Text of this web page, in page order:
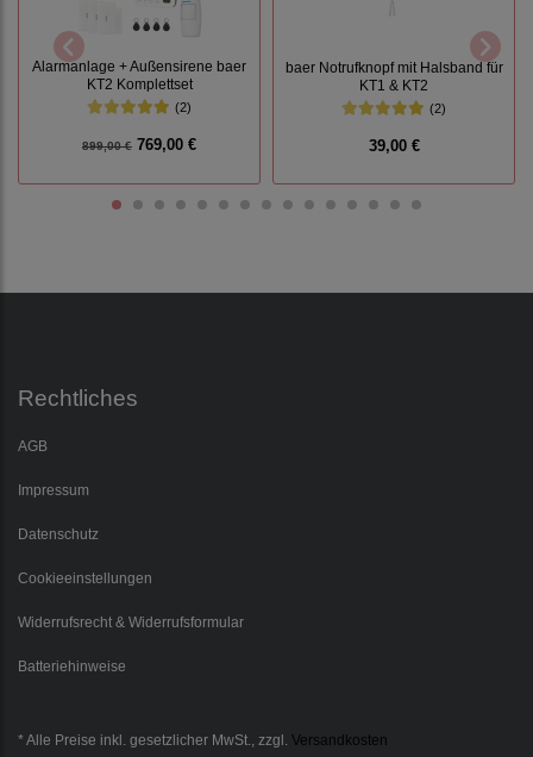
Alarmanlage + Außensirene baer
KT2 Komplettset
(2)
899,00 € 769,00 €
baer Notrufknopf mit Halsband für
KT1 & KT2
(2)
39,00 €
Rechtliches
AGB
Impressum
Datenschutz
Cookieeinstellungen
Widerrufsrecht & Widerrufsformular
Batteriehinweise
* Alle Preise inkl. gesetzlicher MwSt., zzgl. Versandkosten